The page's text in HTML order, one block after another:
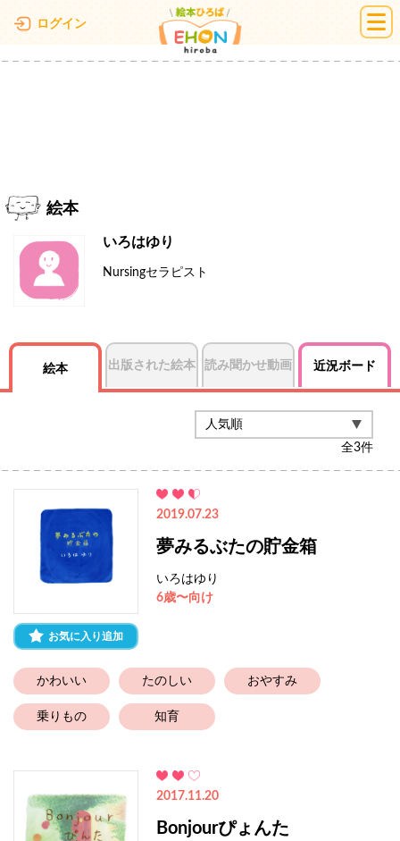
ログイン 絵本ひろば
絵本
いろはゆり
Nursingセラピスト
絵本 出版された絵本 読み聞かせ動画 近況ボード
全3件
お気に入り追加
2019.07.23
夢みるぶたの貯金箱
いろはゆり
6歳〜向け
かわいい たのしい おやすみ
乗りもの 知育
2017.11.20
Bonjourぴょんた